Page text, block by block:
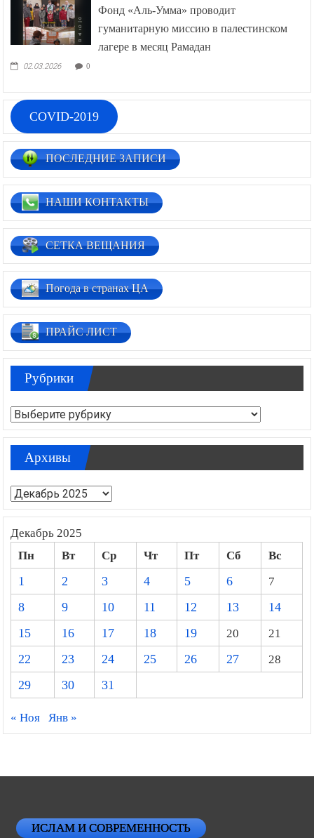
Фонд «Аль-Умма» проводит
гуманитарную миссию в палестинском
лагере в месяц Рамадан
02.03.2026 0
COVID-2019
ПОСЛЕДНИЕ ЗАПИСИ
НАШИ КОНТАКТЫ
СЕТКА ВЕЩАНИЯ
Погода в странах ЦА
ПРАЙС ЛИСТ
Рубрики
Рубрики
Архивы
Архивы
Декабрь 2025
Пн Вт Ср Чт Пт Сб
Вс
1
2 3 4 5 6
7
8
9 10 11 12 13
14
15
16 17 18 19 20
21
22
23 24 25 26 27
28
29
30 31
« Ноя Янв »
ИСЛАМ И СОВРЕМЕННОСТЬ